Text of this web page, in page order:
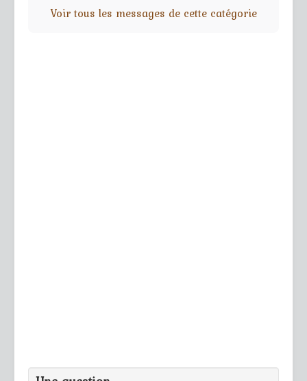
Voir tous les messages de cette catégorie